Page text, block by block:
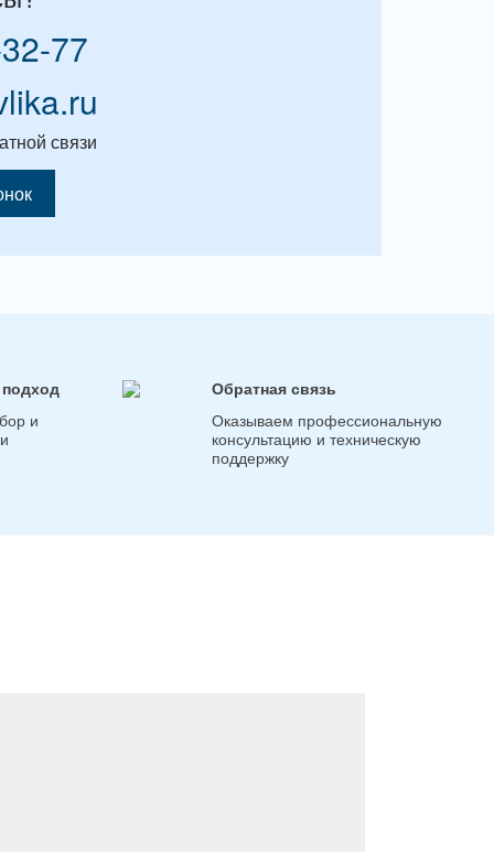
77
связи
и
Обратная связь
Оказываем профессиональную
консультацию и техническую
поддержку